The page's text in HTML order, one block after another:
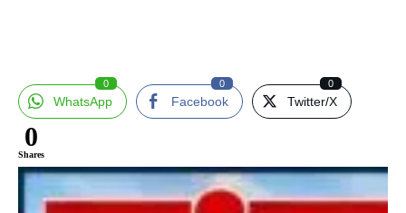
WhatsApp
0
Facebook
0
Twitter/X
0
0
Shares